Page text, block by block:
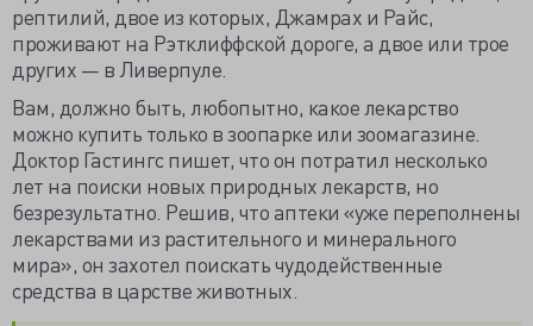
рептилий, двое из которых, Джамрах и Райс,
проживают на Рэтклиффской дороге, а двое или трое
других — в Ливерпуле.
Вам, должно быть, любопытно, какое лекарство
можно купить только в зоопарке или зоомагазине.
Доктор Гастингс пишет, что он потратил несколько
лет на поиски новых природных лекарств, но
безрезультатно. Решив, что аптеки «уже переполнены
лекарствами из растительного и минерального
мира», он захотел поискать чудодейственные
средства в царстве животных.